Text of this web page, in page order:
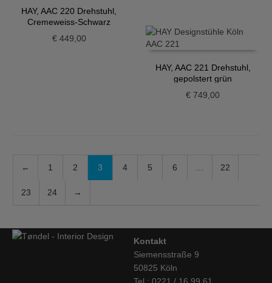
HAY, AAC 220 Drehstuhl,
Cremeweiss-Schwarz
€449,00
HAY, AAC 221 Drehstuhl,
gepolstert grün
€ 749,00
← 1 2 3 4 5 6 … 22
23 24 →
Kontakt
Siemensstraße 9
50825 Köln